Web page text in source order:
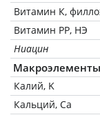
Витамин К,
Витамин РР, НЭ
Ниацин
Макроэлементы
Калий, K
Кальций, Ca